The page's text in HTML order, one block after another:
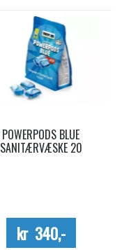
POWERPODS BLUE
SANITÆRVÆSKE 20
kr 340,-